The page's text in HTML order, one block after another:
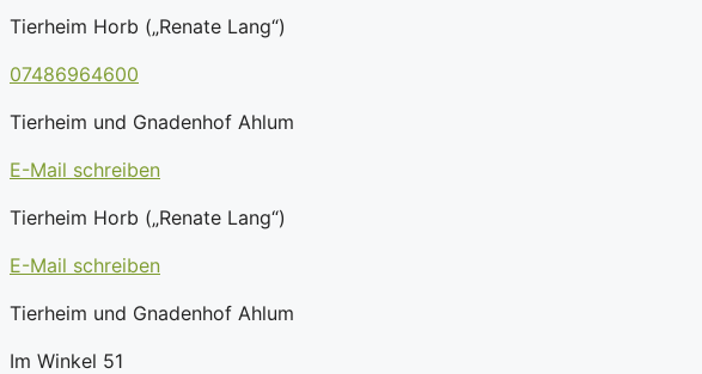
Tierheim Horb („Renate Lang“)
07486964600
Tierheim und Gnadenhof Ahlum
E-Mail schreiben
Tierheim Horb („Renate Lang“)
E-Mail schreiben
Tierheim und Gnadenhof Ahlum
Im Winkel 51